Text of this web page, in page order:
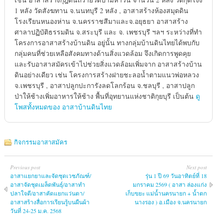
1 หลัง วัดสังฆทาน จ.นนทบุรี 2 หลัง , อาสาสร้างห้องสมุดดิน
โรงเรียนหนองห่าน จ.นครราชสีมาและจ.อยุธยา อาสาสร้าง
ศาลาปฏิบัติธรรมดิน จ.สระบุรี และ จ. เพชรบุรี ฯลฯ ระหว่างที่ทำ
โครงการอาสาสร้างบ้านดิน อยู่นั้น ทางกลุ่มบ้านดินไทยได้พบกับ
กลุ่มคนที่ช่วยเหลือสังคมทางด้านสิ่งแวดล้อม จึงเกิดการพูดคุย
และรับอาสาสมัครเข้าไปช่วยสิ่งแวดล้อมเพิ่มจาก อาสาสร้างบ้าน
ดินอย่างเดียว เช่น โครงการสร้างฝายชะลอน้ำตามแนวพ่อหลวง
จ.เพชรบุรี , อาสาปลูกปะการังลดโลกร้อน จ.ชลบุรี , อาสาปลูก
ป่าให้ช้างเพิ่มอาหารให้ช้าง พื้นที่อุทยานแห่งชาติกุยบุรี เป็นต้น ดู
โพสทั้งหมดของ อาสาบ้านดินไทย
กิจกรรมอาสาสมัคร
Previous post
อาสาแยกยาและจัดชุดเวชภัณฑ์/
อาสาจัดชุดเมล็ดพันธุ์/อาสาทำ
ปลาใจดี/อาสาคัดแยกแว่นตา/
อาสาสร้างสื่อการเรียนรู้บนผืนผ้า
วันที่ 24-25 ม.ค. 2568
Next post
รุ่น 1 ปี 69 วันอาทิตย์ที่ 18
มกราคม 2569 ( อาสา ล่องแก่ง
เก็บขยะ แม่น้ำนครนายก + น้ำตก
นางรอง ) อ.เมือง จ.นครนายก